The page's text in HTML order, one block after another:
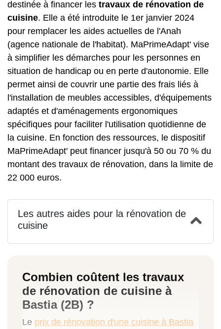
destinée à financer les travaux de rénovation de
cuisine. Elle a été introduite le 1er janvier 2024
pour remplacer les aides actuelles de l'Anah
(agence nationale de l'habitat). MaPrimeAdapt' vise
à simplifier les démarches pour les personnes en
situation de handicap ou en perte d'autonomie. Elle
permet ainsi de couvrir une partie des frais liés à
l'installation de meubles accessibles, d'équipements
adaptés et d'aménagements ergonomiques
spécifiques pour faciliter l'utilisation quotidienne de
la cuisine. En fonction des ressources, le dispositif
MaPrimeAdapt' peut financer jusqu'à 50 ou 70 % du
montant des travaux de rénovation, dans la limite de
22 000 euros.
Les autres aides pour la rénovation de
cuisine
Combien coûtent les travaux
de rénovation de cuisine à
Bastia (2B) ?
Le prix de rénovation d'une cuisine à Bastia